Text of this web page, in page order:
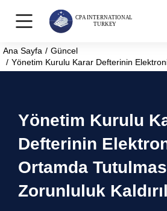
You are here:
Ana Sayfa
Güncel
Yönetim Kurulu Karar Defterinin
Yönetim Kurulu
Defterinin
Ortamda
Zorunluluk